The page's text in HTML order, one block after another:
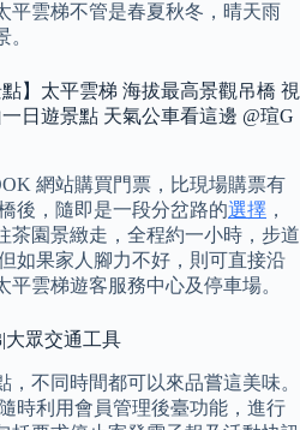
平雲梯不管是春夏秋冬，晴天雨
】太平雲梯 海拔最高景觀吊橋 視
日遊景點 天氣公車看這邊 @瑄G
網站購買門票，比現場購票有
後，隨即是一段分岔路的選擇 ，
茶園景緻走，全程約一小時，步道
如果家人腳力不好，則可直接沿
雲梯遊客服務中心及停車場。
大眾交通工具
不同時間都可以來品嘗這美味。
時利用會員管理後臺功能，進行